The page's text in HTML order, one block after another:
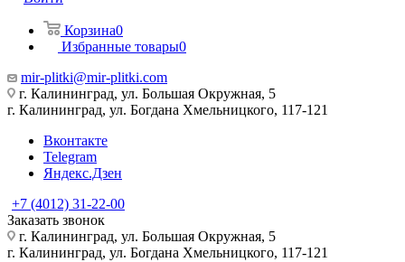
Корзина0
Избранные товары0
mir-plitki@mir-plitki.com
г. Калининград, ул. Большая Окружная, 5
г. Калининград, ул. Богдана Хмельницкого, 117-121
Вконтакте
Telegram
Яндекс.Дзен
+7 (4012) 31-22-00
Заказать звонок
г. Калининград, ул. Большая Окружная, 5
г. Калининград, ул. Богдана Хмельницкого, 117-121